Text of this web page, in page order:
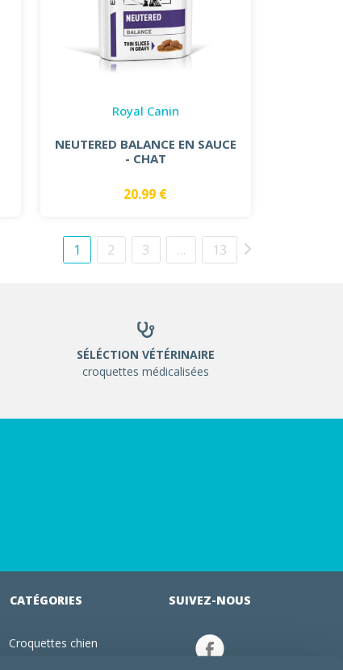
Royal Canin
NEUTERED BALANCE EN SAUCE
- CHAT
20.99 €
1 2 3 … 13
SÉLÉCTION VÉTÉRINAIRE
croquettes médicalisées
CATÉGORIES
Croquettes chien
SUIVEZ-NOUS